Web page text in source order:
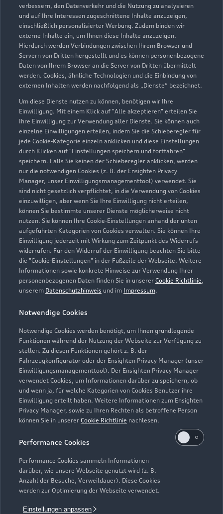
verbessern, den Datenverkehr und die Nutzung zu analysieren
und auf Ihre Interessen zugeschnittene Inhalte anzuzeigen,
einschließlich personalisierter Werbung. Zudem binden wir
externe Inhalte ein, um Ihnen diese Inhalte anzuzeigen.
Hierdurch werden Verbindungen zwischen Ihrem Browser und
Servern von Dritten hergestellt und es können personenbezogene
Daten von Ihrem Browser an die Server von Dritten übermittelt
werden. Cookies, ähnliche Technologien und die Einbindung von
externen Inhalten werden nachfolgend als „Dienste“ bezeichnet.
Um diese Dienste nutzen zu können, benötigen wir Ihre
Einwilligung. Mit einem Klick auf "Alle akzeptieren" erteilen Sie
Ihre Einwilligung zur Verwendung aller Dienste. Sie können auch
einzelne Einwilligungen erteilen, indem Sie die Schieberegler für
jede Cookie-Kategorie einzeln anklicken und diese Einstellungen
durch Klicken auf "Einstellungen speichern und fortfahren"
speichern. Falls Sie keinen der Schieberegler anklicken, werden
nur die notwendigen Cookies (z. B. der Ensighten Privacy
Manager, unser Einwilligungsmanagementtool) verwendet. Sie
sind nicht gesetzlich verpflichtet, in die Verwendung von Cookies
einzuwilligen, aber wenn Sie Ihre Einwilligung nicht erteilen,
können Sie bestimmte unserer Dienste möglicherweise nicht
nutzen. Sie können Ihre Cookie-Einstellungen anhand der unten
aufgeführten Kategorien von Cookies verwalten. Sie können Ihre
Einwilligung jederzeit mit Wirkung zum Zeitpunkt des Widerrufs
widerrufen. Für den Widerruf der Einwilligung beachten Sie bitte
die "Cookie-Einstellungen" in der Fußzeile der Webseite. Weitere
Informationen sowie konkrete Hinweise zur Verwendung Ihrer
personenbezogenen Daten finden Sie in unserer Cookie Richtlinie,
unserem Datenschutzhinweis und im Impressum.
Notwendige Cookies
Notwendige Cookies werden benötigt, um Ihnen grundlegende
Funktionen während der Nutzung der Webseite zur Verfügung zu
stellen. Zu diesen Funktionen gehört z. B. der
Fahrzeugkonfigurator oder der Ensighten Privacy Manager (unser
Einwilligungsmanagementtool). Der Ensighten Privacy Manager
verwendet Cookies, um Informationen darüber zu speichern, ob
und wenn ja, für welche Kategorien von Cookies Benutzer ihre
Einwilligung erteilt haben. Weitere Informationen zum Ensighten
Privacy Manager, sowie zu Ihren Rechten als betroffene Person
können Sie in unserer Cookie Richtlinie nachlesen.
Performance Cookies
Performance Cookies sammeln Informationen
darüber, wie unsere Webseite genutzt wird (z. B.
Anzahl der Besuche, Verweildauer). Diese Cookies
werden zur Optimierung der Webseite verwendet.
Einstellungen anpassen
Im Riedle 4
74572 Blaufelden
07953 98770
info@autohaus-rappold.de
Kontaktdaten herunterladen
Öffnungszeiten
Verkauf
Geschlossen
öffnet am Freitag 09:00
Service
Geschlossen, öffnet am Freitag 08:00
Teile- & Zubehörverkauf
Geschlossen,öffnet amFreitag 08:00
Schautag
Geschlossen,öffnet am Freitag 08:00
Zurück nach oben
Modelle
Elektromodelle
Plug-in-Hybride
Neuwagensuche
Gebrauchtwagensuche
Service & Zubehör
Saisonale Angebote
Audi Services
Support